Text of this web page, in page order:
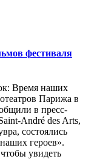
фестиваля
Время наших
Парижа в
в пресс-
André des Arts,
состоялись
героев».
увидеть